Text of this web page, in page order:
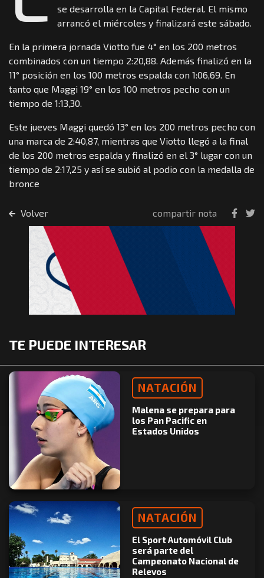
se desarrolla en la Capital Federal. El mismo
arrancó el miércoles y finalizará este sábado.
En la primera jornada Viotto fue 4° en los 200 metros
combinados con un tiempo 2:20,88. Además finalizó en la
11° posición en los 100 metros espalda con 1:06,69. En
tanto que Maggi 19° en los 100 metros pecho con un
tiempo de 1:13,30.
Este jueves Maggi quedó 13° en los 200 metros pecho con
una marca de 2:40,87, mientras que Viotto llegó a la final
de los 200 metros espalda y finalizó en el 3° lugar con un
tiempo de 2:17,25 y así se subió al podio con la medalla de
bronce
Volver compartir nota
TE PUEDE INTERESAR
NATACIÓN
Malena se prepara para
los Pan Pacific en
Estados Unidos
NATACIÓN
El Sport Automóvil Club
será parte del
Campeonato Nacional de
Relevos